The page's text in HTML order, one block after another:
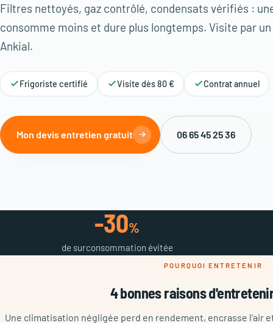
Filtres nettoyés, gaz contrôlé, condensats vérifiés :
consomme moins et dure plus longtemps. Visite par
Ankial.
Frigoriste certifié Visite dès 80 € Contrat annuel
Mon devis entretien gratuit 06 65 45 25 36
-30%
de surconsommation évitée
POURQUOI ENTRETENIR
4 bonnes raisons
Une climatisation négligée perd en rendement, encrasse l'air